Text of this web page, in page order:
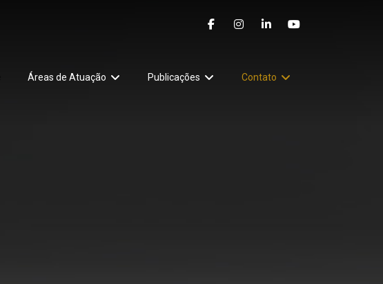
Áreas de Atuação Publicações Contato